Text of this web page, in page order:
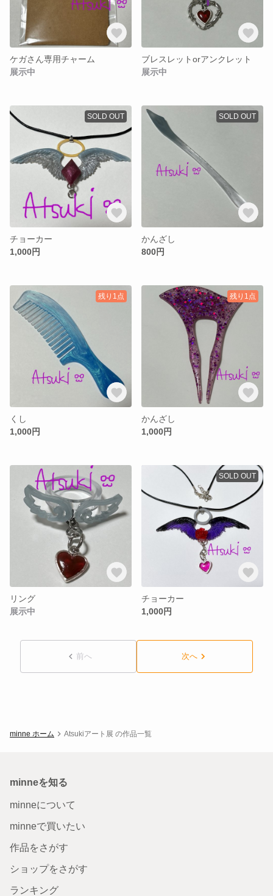
ケガさん専用チャーム
展示中
ブレスレットorアンクレット
展示中
SOLD OUT
チョーカー
1,000円
SOLD OUT
かんざし
800円
残り1点
くし
1,000円
残り1点
かんざし
1,000円
リング
展示中
SOLD OUT
チョーカー
1,000円
前へ 次へ
minne ホーム Atsukiアート展 の作品一覧
minneを知る
minneについて
minneで買いたい
作品をさがす
ショップをさがす
ランキング